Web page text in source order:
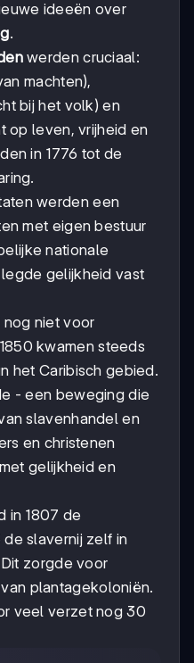
ideeën over
.
werden cruciaal:
machten),
bij het volk) en
op leven, vrijheid en
in 1776 tot de
werden een
met eigen bestuur
nationale
gelijkheid vast
niet voor
kwamen steeds
het Caribisch gebied.
- een beweging die
slavenhandel en
en christenen
gelijkheid en
in 1807 de
slavernij zelf in
zorgde voor
plantagekoloniën.
veel verzet nog 30